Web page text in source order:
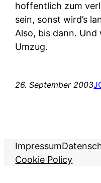
hoffentlich zum
sein, sonst wird’s
Also, bis dann.
Umzug.
26. September 2003
Impressum
Cookie Policy